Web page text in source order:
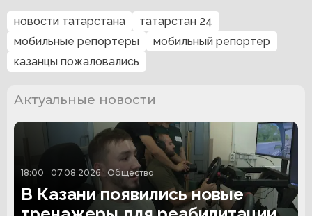
новости татарстана
татарстан 24
мобильные репортеры
мобильный репортер
казанцы пожаловались
Актуальные новости
18:00 07.08.2026 Общество
В Казани появились новые